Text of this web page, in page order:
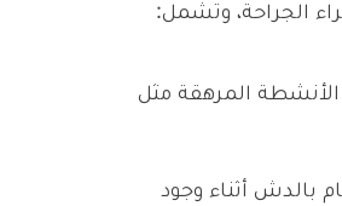
الجراحة، وتشمل:
المرهقة مثل
بالدش أثناء وجود